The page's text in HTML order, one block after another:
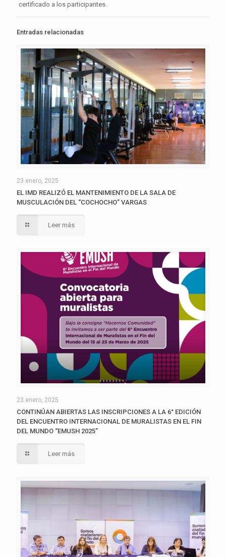
certificado a los participantes.
Entradas relacionadas
23 enero, 2025
EL IMD REALIZÓ EL MANTENIMIENTO DE LA SALA DE
MUSCULACIÓN DEL “COCHOCHO” VARGAS
Leer más
23 enero, 2025
CONTINÚAN ABIERTAS LAS INSCRIPCIONES A LA 6° EDICIÓN
DEL ENCUENTRO INTERNACIONAL DE MURALISTAS EN EL FIN
DEL MUNDO “EMUSH 2025”
Leer más